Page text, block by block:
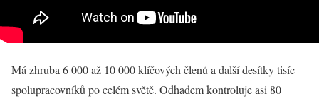
Má zhruba 6 000 až 10 000 klíčových členů a další desítky tisíc
spolupracovníků po celém světě. Odhadem kontroluje asi 80